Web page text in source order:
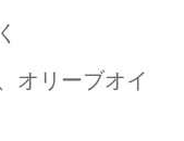
オリーブオイ